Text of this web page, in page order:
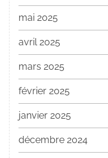
mai 2025
avril 2025
mars 2025
février 2025
janvier 2025
décembre 2024